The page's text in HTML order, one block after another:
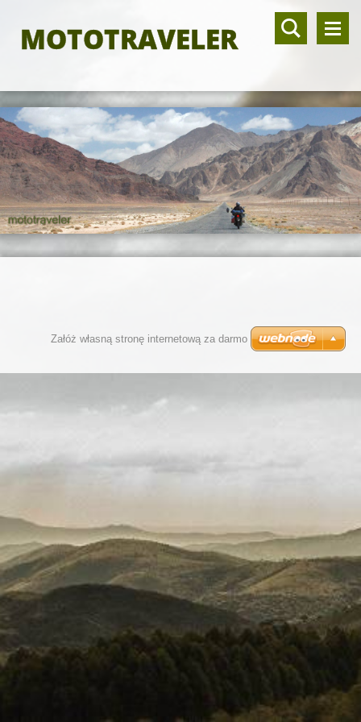
MOTOTRAVELER
Załóż własną stronę internetową za darmo